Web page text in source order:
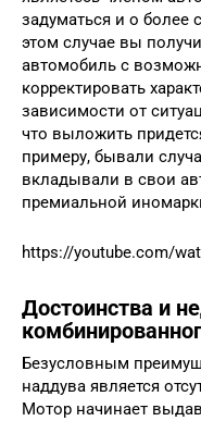
задуматься и о более
этом случае вы
автомобиль с
корректировать
зависимости от
что выложить
примеру, бывали
вкладывали в свои
премиальной
https://youtube.com/
Достоинства и
Безусловным
наддува является
Мотор начинает